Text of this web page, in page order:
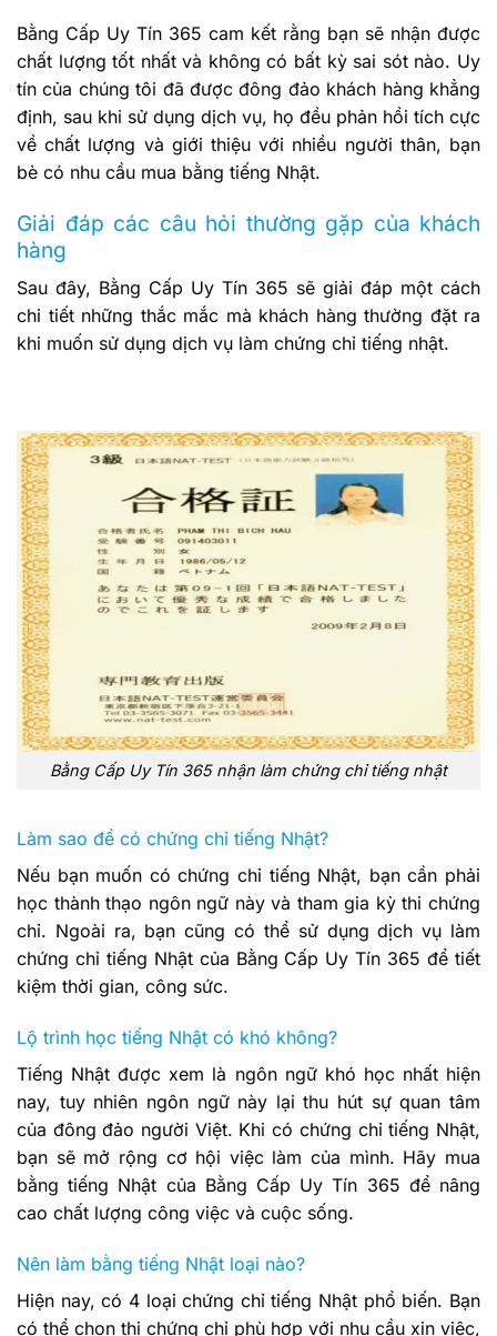
Bằng Cấp Uy Tín 365 cam kết rằng bạn sẽ nhận được
chất lượng tốt nhất và không có bất kỳ sai sót nào. Uy
tín của chúng tôi đã được đông đảo khách hàng khẳng
định, sau khi sử dụng dịch vụ, họ đều phản hồi tích cực
về chất lượng và giới thiệu với nhiều người thân, bạn
bè có nhu cầu mua bằng tiếng Nhật.
Giải đáp các câu hỏi thường gặp của khách
hàng
Sau đây, Bằng Cấp Uy Tín 365 sẽ giải đáp một cách
chi tiết những thắc mắc mà khách hàng thường đặt ra
khi muốn sử dụng dịch vụ làm chứng chỉ tiếng nhật.
Bằng Cấp Uy Tín 365 nhận làm chứng chỉ tiếng nhật
Làm sao để có chứng chỉ tiếng Nhật?
Nếu bạn muốn có chứng chỉ tiếng Nhật, bạn cần phải
học thành thạo ngôn ngữ này và tham gia kỳ thi chứng
chỉ. Ngoài ra, bạn cũng có thể sử dụng dịch vụ làm
chứng chỉ tiếng Nhật của Bằng Cấp Uy Tín 365 để tiết
kiệm thời gian, công sức.
Lộ trình học tiếng Nhật có khó không?
Tiếng Nhật được xem là ngôn ngữ khó học nhất hiện
nay, tuy nhiên ngôn ngữ này lại thu hút sự quan tâm
của đông đảo người Việt. Khi có chứng chỉ tiếng Nhật,
bạn sẽ mở rộng cơ hội việc làm của mình. Hãy mua
bằng tiếng Nhật của Bằng Cấp Uy Tín 365 để nâng
cao chất lượng công việc và cuộc sống.
Nên làm bằng tiếng Nhật loại nào?
Hiện nay, có 4 loại chứng chỉ tiếng Nhật phổ biến. Bạn
có thể chọn thi chứng chỉ phù hợp với nhu cầu xin việc,